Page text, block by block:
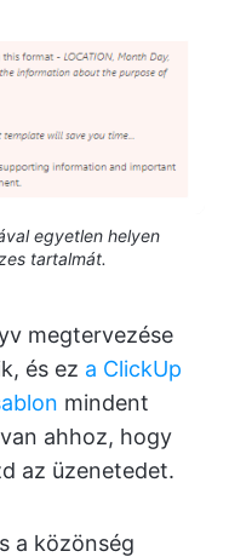
egyetlen helyen
tartalmát.
megtervezése
és ez a ClickUp
mindent
ahhoz, hogy
az üzenetedet.
a közönség